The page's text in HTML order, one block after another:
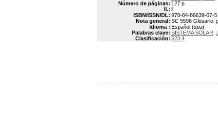
Número de páginas: 127 p
Il.: il
ISBN/ISSN/DL: 978-84-86639-07-5
Nota general: SC 5596 Glosario:
Idioma : Español (spa)
Palabras clave: SISTEMA SOLAR
Clasificación: 523.4